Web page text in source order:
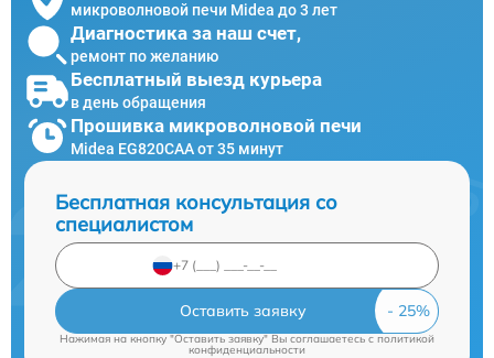
микроволновой печи Midea до 3 лет
Диагностика за наш счет,
ремонт по желанию
Бесплатный выезд курьера
в день обращения
Прошивка микроволновой печи
Midea EG820CAA от 35 минут
Бесплатная консультация со
специалистом
Оставить заявку
Нажимая на кнопку "Оставить заявку" Вы соглашаетесь cполитикой
конфиденциальности